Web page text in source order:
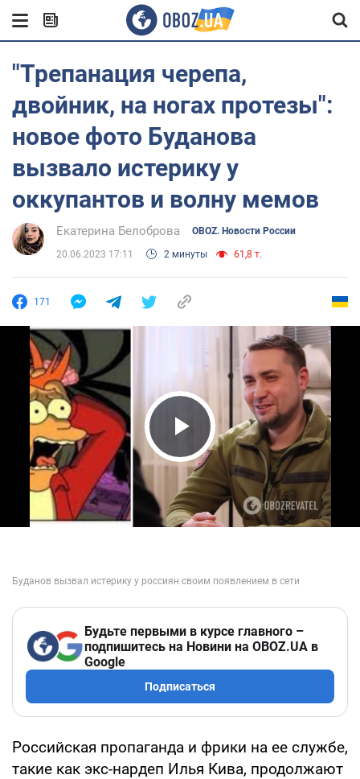
"Трепанация черепа,
двойник, на ногах протезы":
новое фото Буданова
вызвало истерику у
оккупантов и волну мемов
Екатерина Белоброва OBOZ. Новости России
20.06.2023 17:11 2 минуты 61,8 т.
171
Play Video
Будьте первыми в курсе главного –
подпишитесь на Новини на OBOZ.UA в
Google
Подписаться
Российская пропаганда и фрики на ее службе,
такие как экс-нардеп Илья Кива, продолжают